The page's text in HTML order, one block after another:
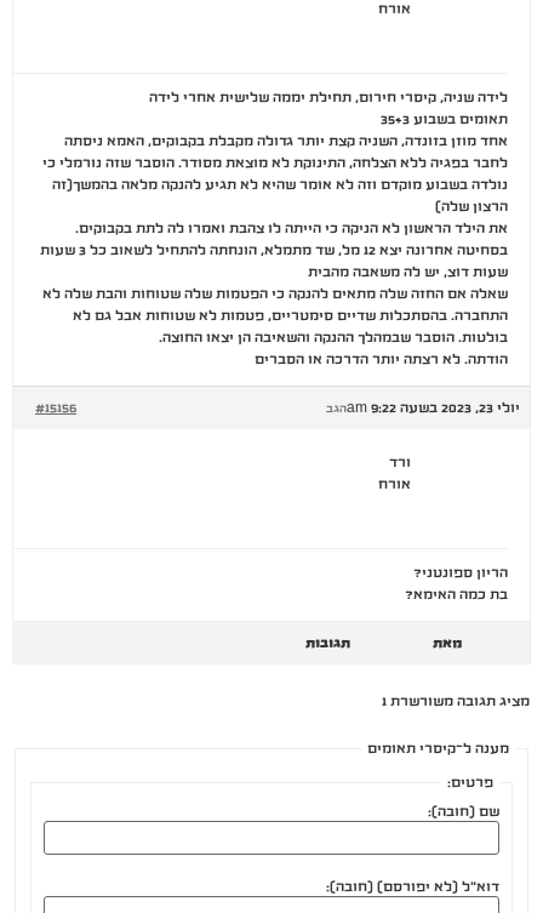
אורח
לידה שניה, קיסרי חירום, תחילת יממה שלישית אחרי לידה
תאומים בשבוע 35+3
אחד מוזן בזונדה, השניה קצת יותר גדולה מקבלת בקבוקים, האמא ניסתה
לחבר בפגיה ללא הצלחה, התינוקת לא מוצאת מסודר. הוסבר שזה נורמלי כי
נולדה בשבוע מוקדם וזה לא אומר שהיא לא תגיע להנקה מלאה בהמשך(זה
הרצון שלה)
את הילד הראשון לא הניקה כי הייתה לו צהבת ואמרו לה לתת בקבוקים.
בסחיטה אחרונה יצא 12 מל, שד מתמלא, הונחתה להתחיל לשאוב כל 3 שעות
שעות דוצ, יש לה משאבה מהבית
שאלה אם החזה שלה מתאים להנקה כי הפטמות שלה שטוחות והבת שלה לא
התחברה. בהסתכלות שדיים סימטריים, פטמות לא שטוחות אבל גם לא
בולטות. הוסבר שבמהלך ההנקה והשאיבה הן יצאו החוצה.
הודתה. לא רצתה יותר הדרכה או הסברים
יולי 23, 2023 בשעה 9:22 am #15156 הגב
ורד
אורח
הריון ספונטני?
בת כמה האימא?
מאת תגובות
מציג תגובה משורשרת 1
מענה ל־קיסרי תאומים
פרטים:
שם (חובה):
דוא"ל (לא יפורסם) (חובה):